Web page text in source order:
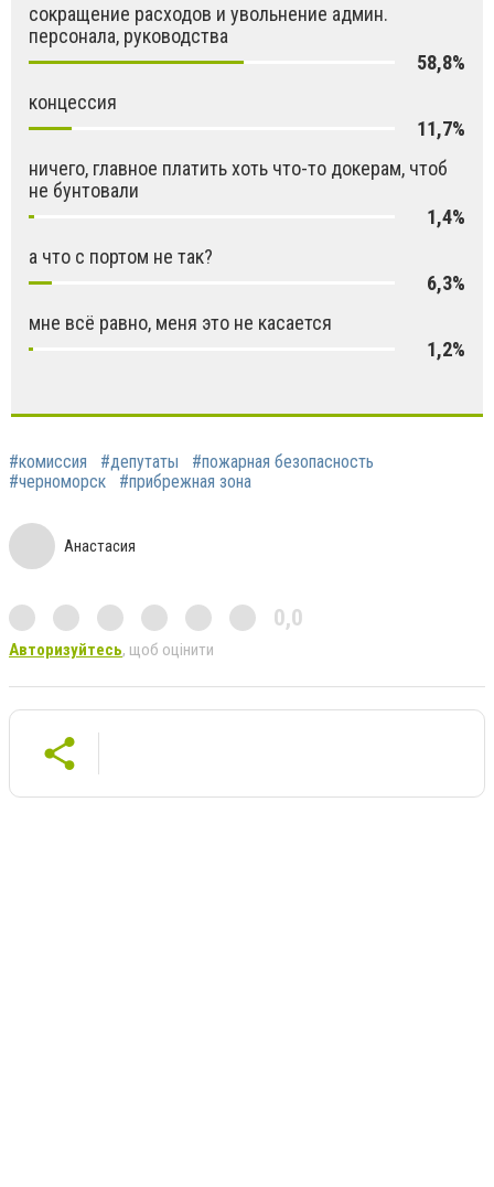
сокращение расходов и увольнение админ.
персонала, руководства
58,8%
концессия
11,7%
ничего, главное платить хоть что-то докерам, чтоб
не бунтовали
1,4%
а что с портом не так?
6,3%
мне всё равно, меня это не касается
1,2%
#комиссия #депутаты
#пожарная безопасность
#черноморск
#прибрежная зона
Анастасия
0,0
Авторизуйтесь, щоб оцінити